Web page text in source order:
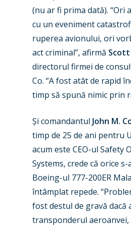
(nu ar fi prima dată). “Ori
cu un eveniment
ruperea avionului, ori
act criminal”, afirmă
directorul firmei de
Co. “A fost atât de rapid
timp să spună nimic prin
Și comandantul John M.
timp de 25 de ani pentru
acum este CEO-ul Safety
Systems, crede că orice
Boeing-ul 777-200ER
întâmplat repede.
fost destul de gravă dacă
transponderul aeroanvei,